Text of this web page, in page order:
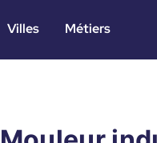
Villes Métiers